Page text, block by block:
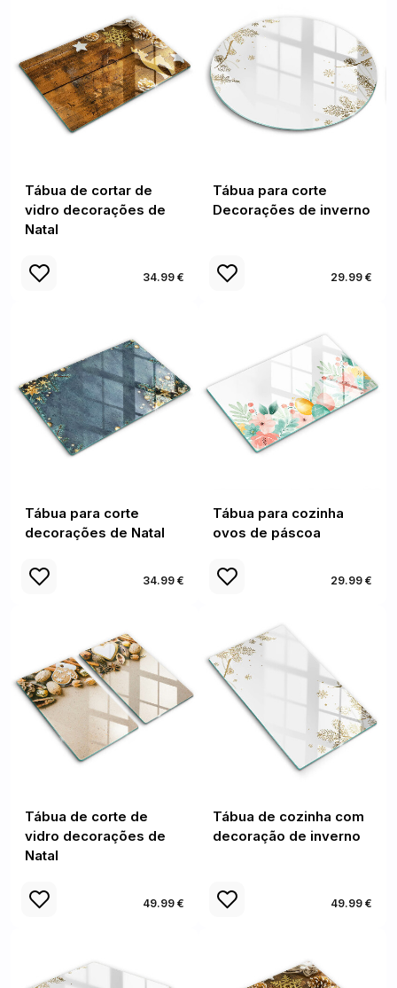
Tábua de cortar de
vidro decorações de
Natal
34.99 €
Tábua para corte
Decorações de inverno
29.99 €
Tábua para corte
decorações de Natal
34.99 €
Tábua para cozinha
ovos de páscoa
29.99 €
Tábua de corte de
vidro decorações de
Natal
49.99 €
Tábua de cozinha com
decoração de inverno
49.99 €